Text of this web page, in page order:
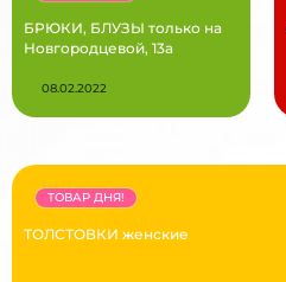
БРЮКИ, БЛУЗЫ только на
Новгородцевой, 13а
08.02.2022
ТОЛСТОВКИ женские
ТОВАР ДНЯ!